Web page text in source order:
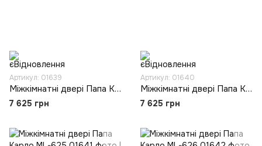
Артикул: 01639
Міжкімнатні двері Папа Карло ML-623
7 625 грн
Артикул: 01640
Міжкімнатні двері Папа Карло ML-624
7 625 грн